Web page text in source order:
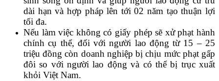
dài hạn và hợp pháp lên tới 02 năm tạo thuận lợi
tối đa.
Nếu làm việc không có giấy phép sẽ xử phạt hành
chính cụ thể, đối với người lao động từ 15 – 25
triệu đồng còn doanh nghiệp bị chịu mức phạt gấp
đôi so với người lao động và có thể bị trục xuất
khỏi Việt Nam.